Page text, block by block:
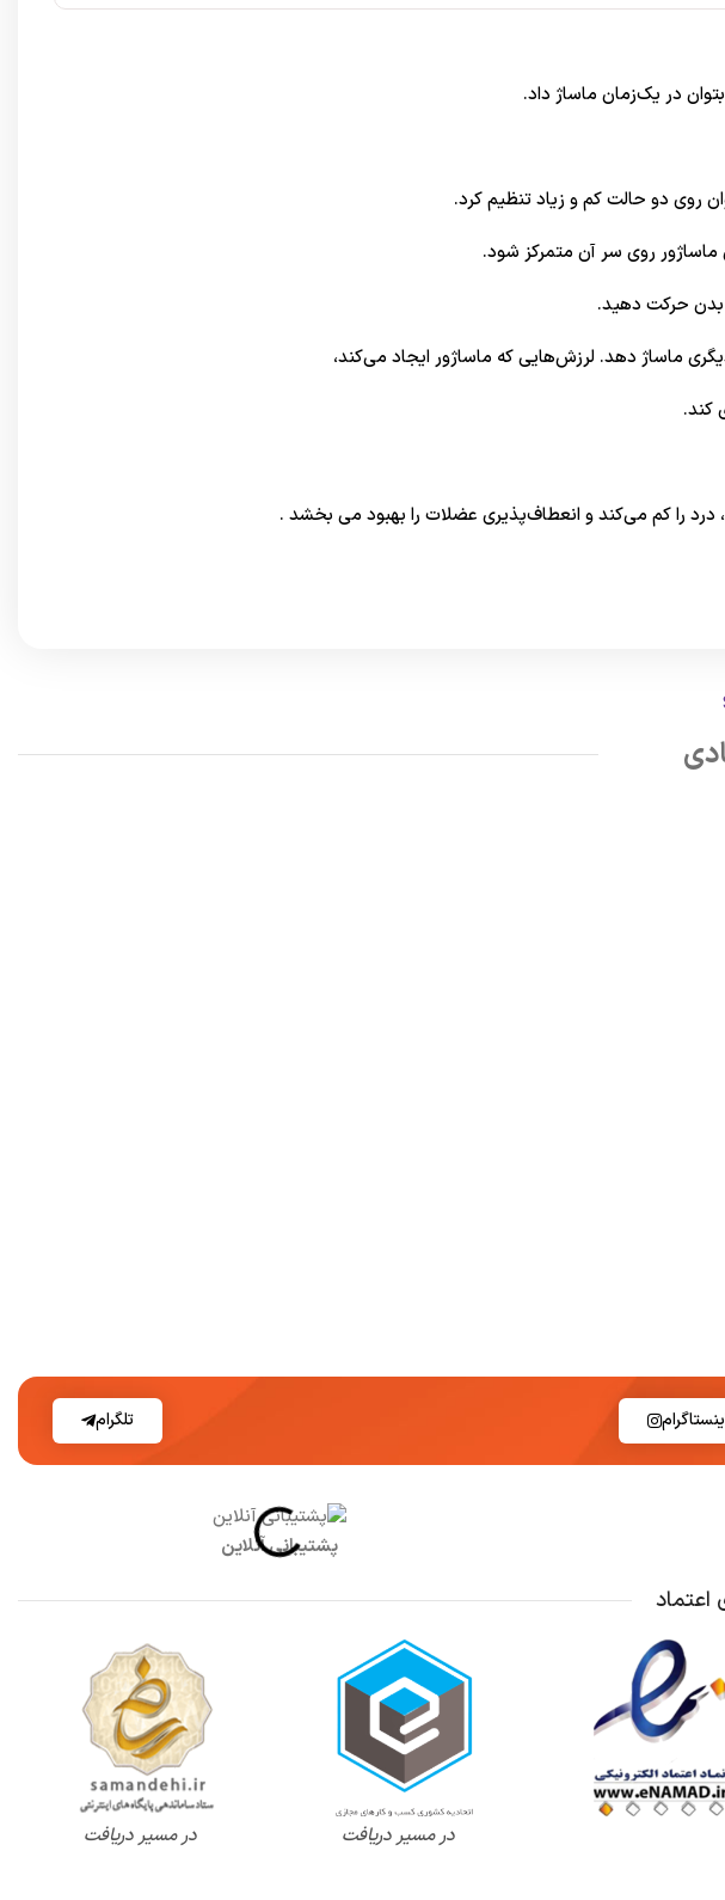
در یک‌زمان ماساژ داد.
روی دو حالت کم ‌و زیاد تنظیم کرد.
روی سر آن متمرکز شود.
بدن حرکت دهید.
ماساژ دهد. لرزش‌هایی که ماساژور ایجاد می‌کند،
کند.
را کم می‌کند و انعطاف‌پذیری عضلات را بهبود می بخشد .
تلگرام
پشتیبانی آنلاین
اعتماد
در مسیر دریافت در مسیر دریافت